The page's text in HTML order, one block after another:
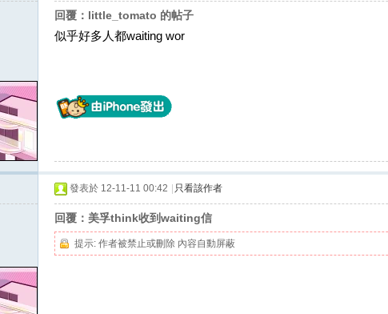
回覆：little_tomato 的帖子
似乎好多人都waiting wor
發表於 12-11-11 00:42 只看該作者
回覆：美孚think收到waiting信
提示: 作者被禁止或刪除 內容自動屏蔽